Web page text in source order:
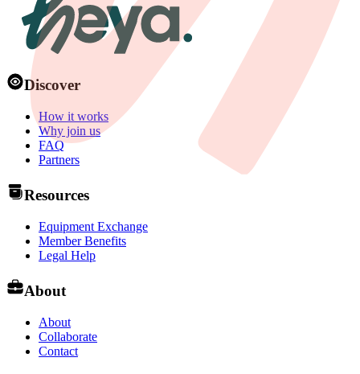
Discover
How it works
Why join us
FAQ
Partners
Resources
Equipment Exchange
Member Benefits
Legal Help
About
About
Collaborate
Contact